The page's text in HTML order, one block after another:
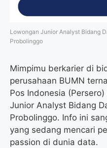
Lowongan Junior Analyst Bidang
Probolinggo
Mimpimu berkarier di
perusahaan BUMN
Pos Indonesia
Junior Analyst Bidang
Probolinggo. Info ini
yang sedang mencari
passion di dunia data.